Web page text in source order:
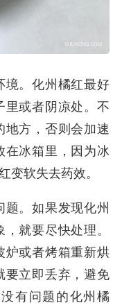
境。化州橘红最好
里或者阴凉处。不
地方，否则会加速
在冰箱里，因为冰
变软失去药效。
。如果发现化州
就要尽快处理。
炉或者烤箱重新烘
要立即丢弃，避免
有问题的化州橘